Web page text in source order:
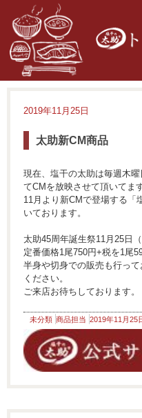
2019年11月25日
太助新CM商品
現在、塩干の太助は毎週木
てCMを放映させて頂いてます
11月より新CMで登場する「
いております。
太助45周年誕生祭11月25日
定番価格1尾750円+税を1尾
半身や切身での販売も行っ
ください。
ご来店お待ちしております。
未分類 商品担当 2019年11月25